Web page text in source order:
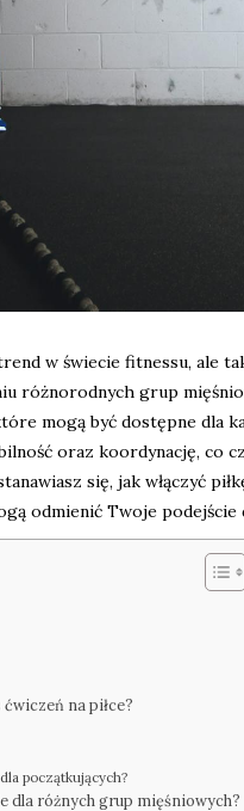
w świecie fitnessu, ale
różnorodnych grup
mogą być dostępne dla
oraz koordynację, co
się, jak włączyć
odmienić Twoje
na piłce?
początkujących?
dla różnych grup mięśniowych?